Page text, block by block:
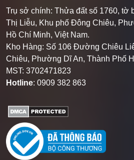
Trụ sở chính: Thửa đất số 1760, tờ
Thị Liễu, Khu phố Đông Chiêu,
Hồ Chí Minh, Việt Nam.
Kho Hàng: Số 106 Đường Chiêu
Chiêu, Phường Dĩ An, Thành Phố
MST: 3702471823
Hotline: 0909 382 863